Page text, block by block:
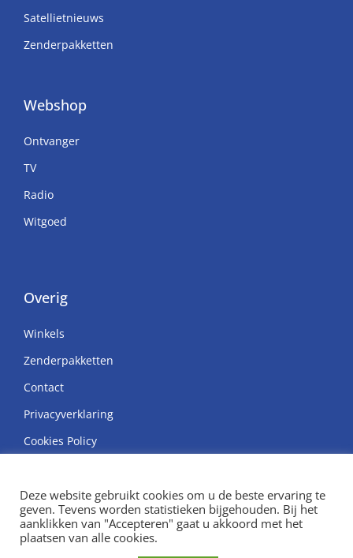
Satellietnieuws
Zenderpakketten
Webshop
Ontvanger
TV
Radio
Witgoed
Overig
Winkels
Zenderpakketten
Contact
Privacyverklaring
Cookies Policy
© Copyright H. van Hunen
Deze website gebruikt cookies om u de beste ervaring te
geven. Tevens worden statistieken bijgehouden. Bij het
aanklikken van "Accepteren" gaat u akkoord met het
plaatsen van alle cookies.